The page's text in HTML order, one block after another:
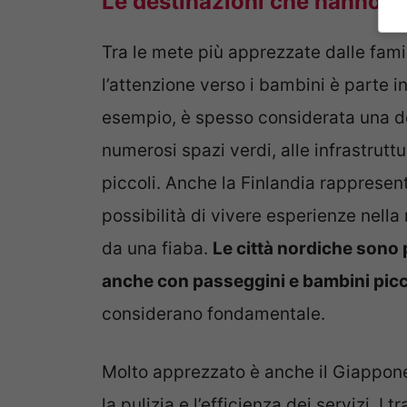
Tra le mete più apprezzate dalle
l’attenzione verso i bambini è parte
esempio, è spesso considerata una
numerosi spazi verdi, alle
piccoli. Anche la Finlandia
possibilità di vivere esperienze
da una fiaba. Le città nordiche sono
anche con passeggini e bambini
considerano fondamentale.
Molto apprezzato è anche il